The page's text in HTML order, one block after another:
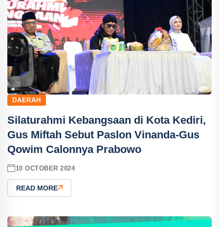
DAERAH
Silaturahmi Kebangsaan di Kota Kediri,
Gus Miftah Sebut Paslon Vinanda-Gus
Qowim Calonnya Prabowo
10 OCTOBER 2024
READ MORE